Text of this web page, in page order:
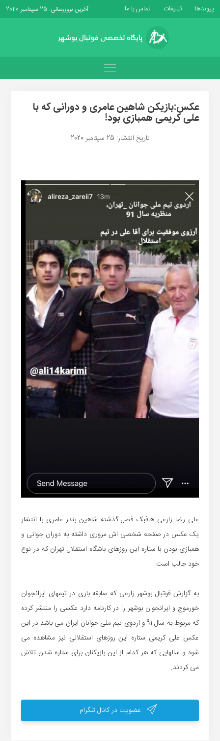
پیوندها تبلیغات تماس با ما آخرین بروزرسانی: 25 سپتامبر 2020
عکس:بازیکن شاهین عامری و دورانی که با
علی کریمی همبازی بود!
تاریخ انتشار: 25 سپتامبر 2020
علی رضا زارعی هافبک فصل گذشته شاهین بندر عامری با انتشار
یک عکس در صفحه شخصی اش مروری داشته به دوران جوانی و
همبازی بودن با ستاره این روزهای باشگاه استقلال تهران که در نوع
خود جالب است.
به گزارش فوتبال بوشهر زارعی که سابقه بازی در تیمهای ایرانجوان
خورموج و ایرانجوان بوشهر را در کارنامه دارد عکسی را منتشر کرده
که مربوط به سال 91 و اردوی تیم ملی جوانان ایران می باشد.در این
عکس علی کریمی ستاره این روزهای استقلالی نیز مشاهده می
شود و سالهایی که هر کدام از این بازیکنان برای ستاره شدن تلاش
می کردند.
عضویت در کانال تلگرام